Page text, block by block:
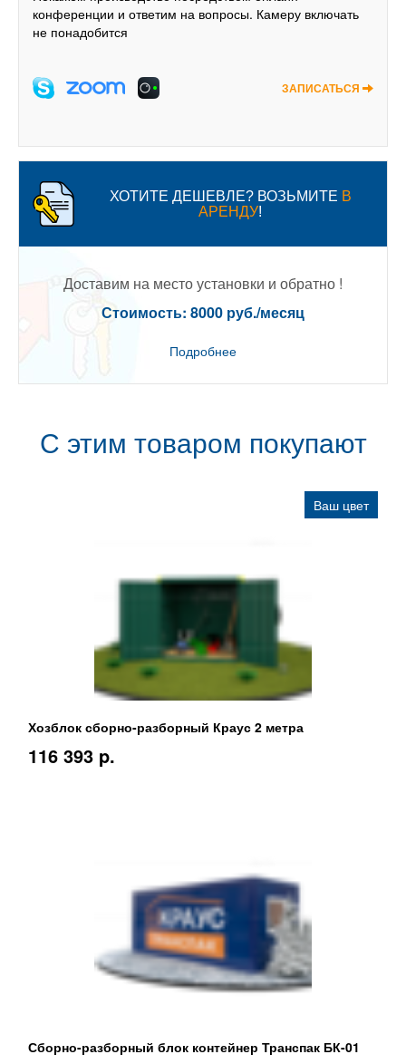
конференции и ответим на вопросы. Камеру включать
не понадобится
ЗАПИСАТЬСЯ
ХОТИТЕ ДЕШЕВЛЕ? ВОЗЬМИТЕ В
АРЕНДУ!
Доставим на место установки и обратно !
Стоимость: 8000 руб./месяц
Подробнее
С этим товаром покупают
Ваш цвет
Хозблок сборно-разборный Краус 2 метра
116 393 p.
Сборно-разборный блок контейнер Транспак БК-01